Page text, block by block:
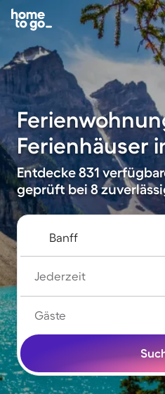
Ferienhäuser
Entdecke 831
geprüft bei 8
Jederzeit
Gäste